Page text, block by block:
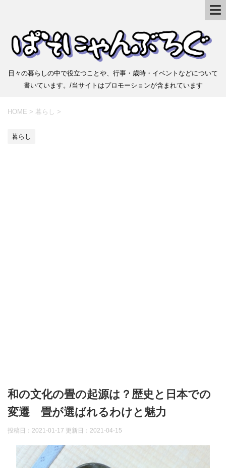
日々の暮らしの中で役立つことや、行事・歳時・イベントなどについて
書いています。/当サイトはプロモーションが含まれています
HOME > 暮らし >
暮らし
和の文化の畳の起源は？歴史と日本での
変遷 畳が選ばれるわけと魅力
投稿日：2021-01-17 更新日： 2021-04-15